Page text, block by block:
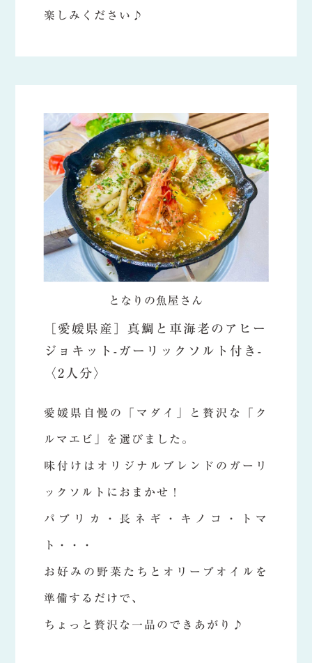
楽しみください♪
となりの魚屋さん
［愛媛県産］真鯛と車海老のアヒー
ジョキット-ガーリックソルト付き-
〈2人分〉
愛媛県自慢の「マダイ」と贅沢な「ク
ルマエビ」を選びました。
味付けはオリジナルブレンドのガーリ
ックソルトにおまかせ！
パプリカ・長ネギ・キノコ・トマ
ト・・・
お好みの野菜たちとオリーブオイルを
準備するだけで、
ちょっと贅沢な一品のできあがり♪